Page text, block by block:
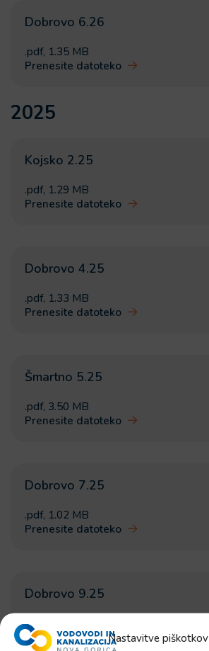
Nastavitve piškotkov
Dobrovo 6.26
.pdf, 1.35 MB
Prenesite datoteko
2025
Kojsko 2.25
.pdf, 1.29 MB
Prenesite datoteko
Dobrovo 4.25
.pdf, 1.33 MB
Prenesite datoteko
Šmartno 5.25
.pdf, 3.50 MB
Prenesite datoteko
Dobrovo 7.25
.pdf, 1.02 MB
Prenesite datoteko
Dobrovo 9.25
.pdf
Prenesite datoteko